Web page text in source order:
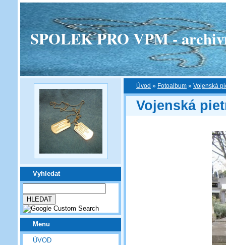
SPOLEK PRO VPM -
Vyhledat
Menu
ÚVOD
Úvod » Fotoalbum » Vojenská
Vojenská